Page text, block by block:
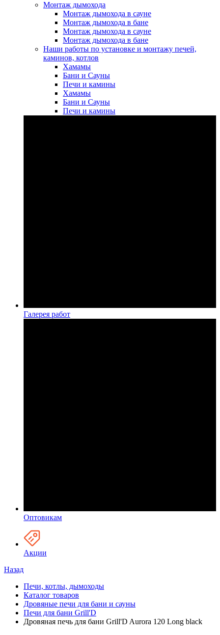
Монтаж дымохода
Монтаж дымохода в сауне
Монтаж дымохода в бане
Монтаж дымохода в сауне
Монтаж дымохода в бане
Наши работы по установке и монтажу печей,
каминов, котлов
Хамамы
Бани и Сауны
Печи и камины
Хамамы
Бани и Сауны
Печи и камины
Галерея работ
Оптовикам
Акции
Назад
Печи, котлы, дымоходы
Каталог товаров
Дровяные печи для бани и сауны
Печи для бани Grill'D
Дровяная печь для бани Grill'D Aurora 120 Long black